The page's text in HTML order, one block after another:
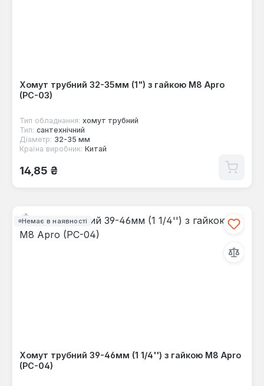
Хомут трубний 32-35мм (1") з гайкою М8 Apro
(PC-03)
Тип обладнання: хомут трубний
Тип: сантехнічний
Діаметр: 32-35 мм
Країна виробник: Китай
Звичайна ціна:
14,85 ₴
Немає в наявності
Хомут трубний 39-46мм (1 1/4'') з гайкою М8 Apro
(PC-04)